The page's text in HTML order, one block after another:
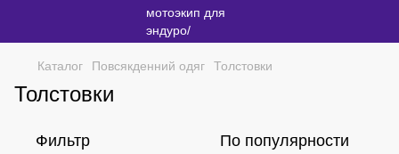
Каталог Повсякденний одяг Толстовки
Толстовки
Фильтр По популярности